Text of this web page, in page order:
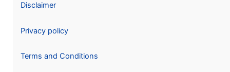
Disclaimer
Privacy policy
Terms and Conditions